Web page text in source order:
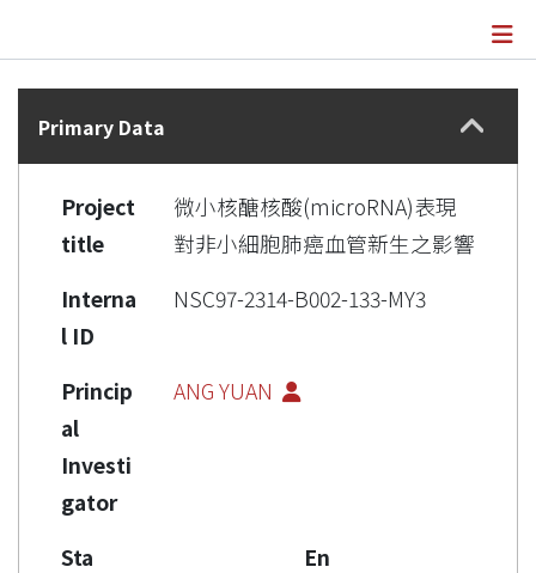
Details
Primary Data
Project
title
微小核醣核酸(microRNA)表現
對非小細胞肺癌血管新生之影響
Interna
l ID
NSC97-2314-B002-133-MY3
Princip
al
Investi
gator
ANG YUAN
Sta
En